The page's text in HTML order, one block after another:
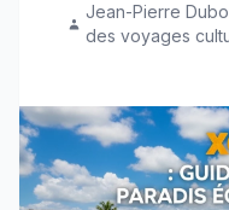
Jean-Pierre
des voyages